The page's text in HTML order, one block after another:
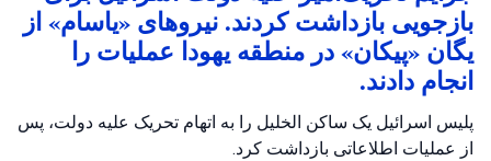
بازجویی بازداشت کردند. نیروهای «یاسام» از
یگان «پیکان» در منطقه یهودا عملیات را
انجام دادند.
پلیس اسرائیل یک ساکن الخلیل را به اتهام تحریک علیه دولت، پس
از عملیات اطلاعاتی بازداشت کرد.